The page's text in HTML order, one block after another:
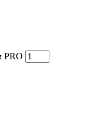
PRO